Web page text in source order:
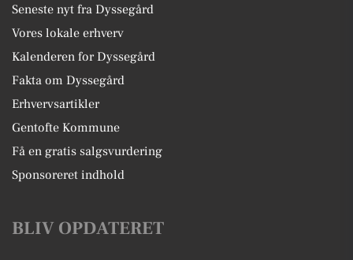
Seneste nyt fra Dyssegård
Vores lokale erhverv
Kalenderen for Dyssegård
Fakta om Dyssegård
Erhvervsartikler
Gentofte Kommune
Få en gratis salgsvurdering
Sponsoreret indhold
BLIV OPDATERET